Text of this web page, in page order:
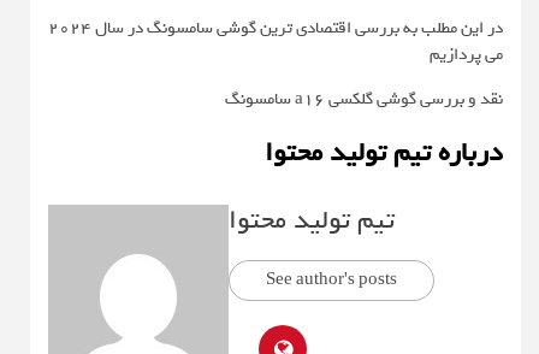
در این مطلب به بررسی اقتصادی ترین گوشی سامسونگ در سال ۲۰۲۴
می پردازیم
نقد و بررسی گوشی گلکسی a16 سامسونگ
درباره تیم تولید محتوا
تیم تولید محتوا
See author's posts